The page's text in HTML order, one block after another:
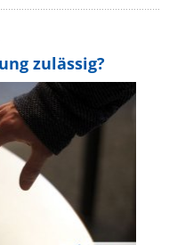
zulässig?